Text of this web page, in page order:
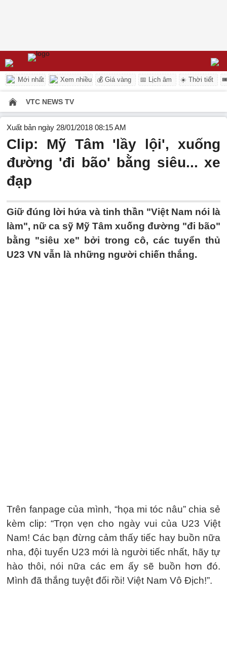
Mới nhất Xem nhiều 💰 Giá vàng 📅 Lịch âm ☀️ Thời tiết
VTC NEWS TV
Xuất bản ngày 28/01/2018 08:15 AM
Clip: Mỹ Tâm 'lầy lội', xuống
đường 'đi bão' bằng siêu... xe
đạp
Giữ đúng lời hứa và tinh thần "Việt Nam nói là
làm", nữ ca sỹ Mỹ Tâm xuống đường "đi bão"
bằng "siêu xe" bởi trong cô, các tuyển thủ
U23 VN vẫn là những người chiến thắng.
Trên fanpage của mình, “họa mi tóc nâu” chia sẻ
kèm clip: “Trọn vẹn cho ngày vui của U23 Việt
Nam! Các bạn đừng cảm thấy tiếc hay buồn nữa
nha, đội tuyển U23 mới là người tiếc nhất, hãy tự
hào thôi, nói nữa các em ấy sẽ buồn hơn đó.
Mình đã thắng tuyệt đối rồi! Việt Nam Vô Địch!”.